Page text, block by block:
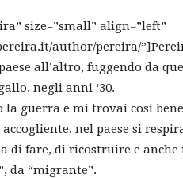
size=”small” align=”left”
author/pereira/
all’altro, fuggendo da
negli anni ‘30.
guerra e mi trovai così
nel paese si
di fare, di ricostruire e
da “migrante”.